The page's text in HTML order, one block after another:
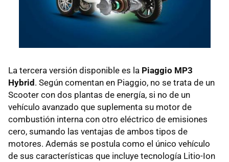
La tercera versión disponible es la Piaggio MP3
Hybrid . Según comentan en Piaggio, no se trata de un
Scooter con dos plantas de energía, si no de un
vehículo avanzado que suplementa su motor de
combustión interna con otro eléctrico de emisiones
cero, sumando las ventajas de ambos tipos de
motores. Además se postula como el único vehículo
de sus características que incluye tecnología Litio-Ion